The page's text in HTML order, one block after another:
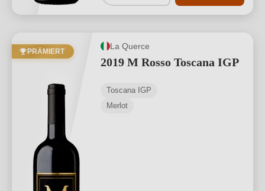
PRÄMIERT
La Querce
2019 M Rosso Toscana IGP
Toscana IGP
Merlot